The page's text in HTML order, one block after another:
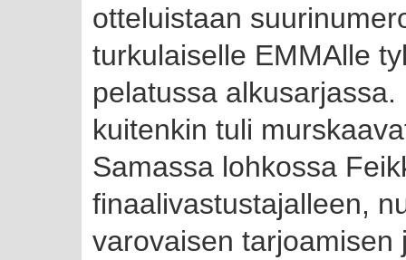
otteluistaan
turkulaiselle EMMAlle
pelatussa
kuitenkin tuli
Samassa lohkossa
finaalivastustajalleen,
varovaisen